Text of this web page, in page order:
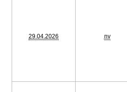
29.04.2026 nv